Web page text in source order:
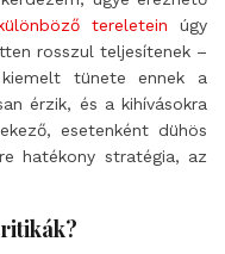
tereletein úgy
rosszul teljesítenek –
tünete ennek a
érzik, és a kihívásokra
esetenként dühös
hatékony stratégia, az